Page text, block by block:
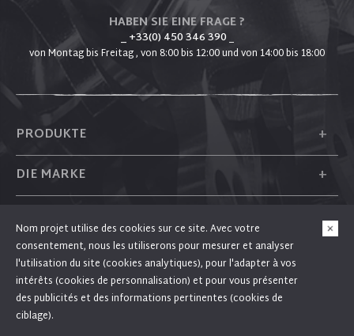
HABEN SIE EINE FRAGE ?
_ +33(0) 450 346 390_
von Montag bis Freitag , von 8:00 bis 12:00 und von 14:00 bis 18:00
PRODUKTE +
DIE MARKE +
+
FOLGEN SIE UNS
Nom projet utilise des cookies sur ce site. Avec votre
consentement, nous les utiliserons pour mesurer et analyser
l'utilisation du site (cookies analytiques), pour l'adapter à vos
intérêts (cookies de personnalisation) et pour vous présenter
des publicités et des informations pertinentes (cookies de
ciblage).